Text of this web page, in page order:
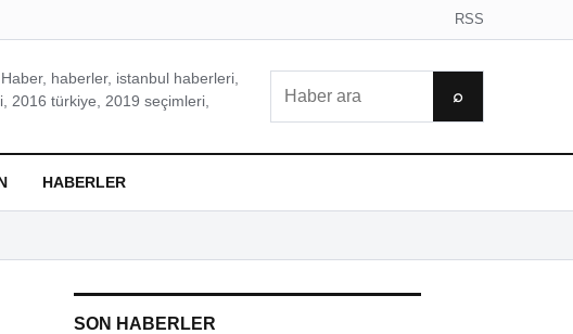
RSS
haberler, istanbul haberleri,
2016 türkiye, 2019 seçimleri,
⌕
HABERLER
SON HABERLER